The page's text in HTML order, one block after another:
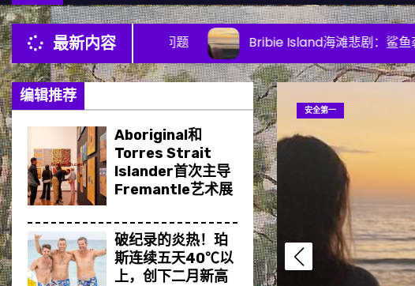
最新内容
车问题 Bribie Island海滩悲剧：鲨鱼袭击频发的背后原因
编辑推荐
Aboriginal和
Torres Strait
Islander首次主导
Fremantle艺术展
破纪录的炎热！珀
斯连续五天40℃以
上，创下二月新高